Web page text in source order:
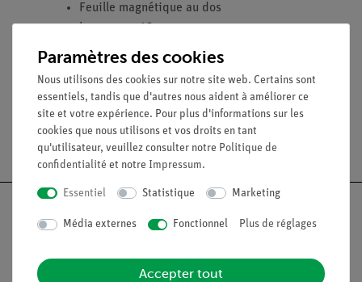
Feuille magnétique au dos
Longueur : 10 cm
�
Nach oben
Paramètres des cookies
Nous utilisons des cookies sur notre site web. Certains sont
essentiels, tandis que d'autres nous aident à améliorer ce
site et votre expérience. Pour plus d'informations sur les
cookies que nous utilisons et vos droits en tant
qu'utilisateur, veuillez consulter notre Politique de
confidentialité et notre Impressum.
Essentiel Statistique Marketing
Média externes Fonctionnel Plus de réglages
Accepter tout